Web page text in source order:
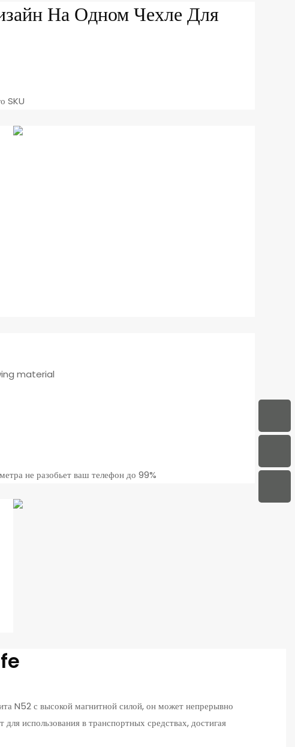
На Одном Чехле Для
SKU
material
не разобьет ваш телефон до 99%
N52 с высокой магнитной силой, он может непрерывно
использования в транспортных средствах, достигая